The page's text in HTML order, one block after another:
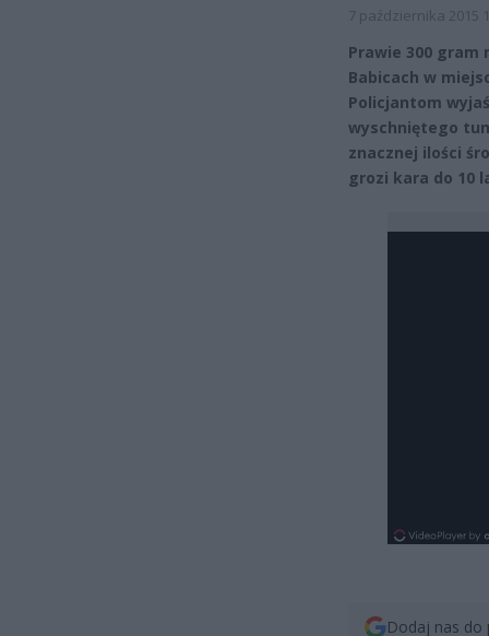
7 października 2015
Prawie 300
Babicach w
Policjantom
wyschniętego
znacznej ilości
grozi kara do 10
Dodaj nas do